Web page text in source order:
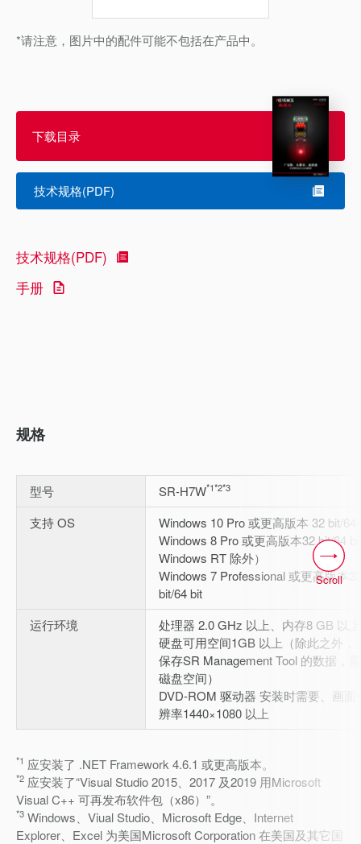
*请注意，图片中的配件可能不包括在产品中。
下载目录
技术规格(PDF)
技术规格(PDF)
手册
规格
型号 SR-H7W*1*2*3
支持 OS
Windows 10 Pro 或更高版本 32 bit/64
Windows 8 Pro 或更高版本32 bit/64
Windows RT 除外）
Windows 7 Professional 或更高版本32
bit/64 bit
运行环境
处理器 2.0 GHz 以上、内存8 GB 以
硬盘可用空间1GB 以上（除此之外，
保存SR Management Tool 的数据，
磁盘空间）
DVD-ROM 驱动器 安装时需要、画面
辨率1440×1080 以上
*1 应安装了 .NET Framework 4.6.1 或更高版本。
*2 应安装了“Visual Studio 2015、2017 及2019 用Microsoft
Visual C++ 可再发布软件包（x86）”。
*3 Windows、Viual Studio、Microsoft Edge、Internet
Explorer、Excel 为美国Microsoft Corporation 在美国及其它国
Scroll